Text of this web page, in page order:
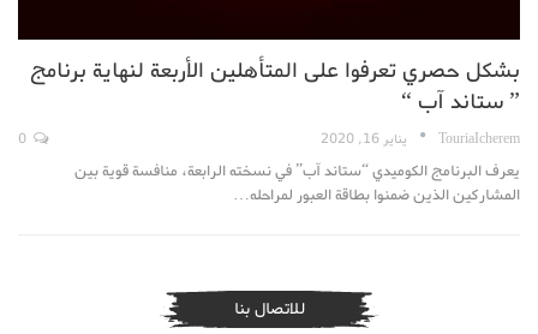
بشكل حصري تعرفوا على المتأهلين الأربعة لنهاية برنامج
” ستاند آب “
TouriaIcherem يناير 16, 2020
يعرف البرنامج الكوميدي “ستاند آب” في نسخته الرابعة، منافسة قوية بين
المشاركين الذين ضمنوا بطاقة العبور لمراحله…
للاتصال بنا